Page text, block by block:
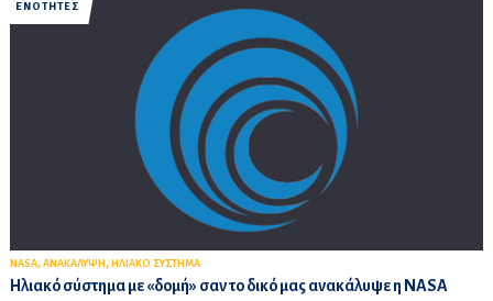
ΕΝΟΤΗΤΕΣ
NASA, ΑΝΑΚΑΛΥΨΗ , ΗΛΙΑΚΟ ΣΥΣΤΗΜΑ
Ηλιακό σύστημα με «δομή» σαν το δικό μας ανακάλυψε η NASA